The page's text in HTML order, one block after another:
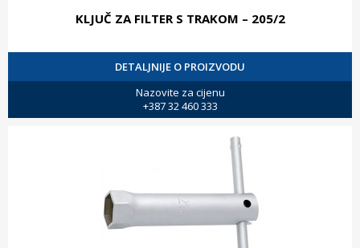
KLJUČ ZA FILTER S TRAKOM – 205/2
DETALJNIJE O PROIZVODU
Nazovite za cijenu
+387 32 460 333